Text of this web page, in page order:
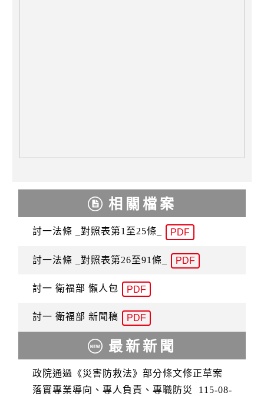
相關檔案
討一法條 _對照表第1至25條_ PDF
討一法條 _對照表第26至91條_ PDF
討一 衛福部 懶人包 PDF
討一 衛福部 新聞稿 PDF
最新新聞
政院通過《災害防救法》部分條文修正草案
落實專業導向、專人負責、專職防災
115-08-